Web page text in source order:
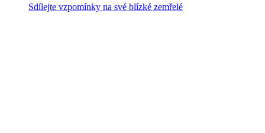
Sdílejte vzpomínky na své blízké zemřelé